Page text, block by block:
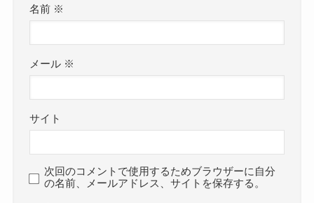
名前 ※
メール ※
サイト
次回のコメントで使用するためブラウザーに自分
の名前、メールアドレス、サイトを保存する。